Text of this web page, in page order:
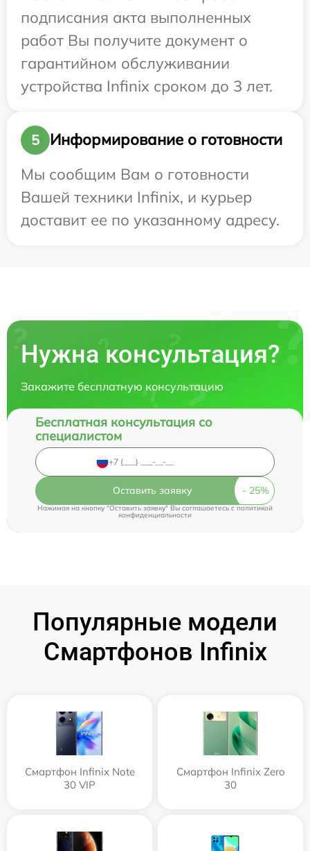
подписания акта выполненных
работ Вы получите документ о
гарантийном обслуживании
устройства Infinix сроком до 3 лет.
5
Информирование о готовности
Мы сообщим Вам о готовности
Вашей техники Infinix, и курьер
доставит ее по указанному адресу.
Нужна консультация?
Закажите бесплатную консультацию
Бесплатная консультация со
специалистом
Оставить заявку
Нажимая на кнопку "Оставить заявку" Вы соглашаетесь cполитикой
конфиденциальности
Популярные модели
Смартфонов Infinix
Смартфон Infinix Note
30 VIP
Смартфон Infinix Zero
30